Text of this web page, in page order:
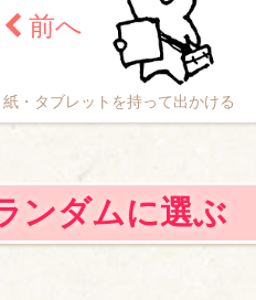
紙・タブレットを持って出かける
ンダムに選ぶ